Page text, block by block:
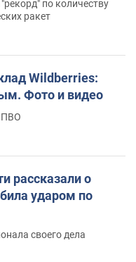
по количеству
ракет
Wildberries:
Фото и видео
ПВО
рассказали о
ударом по
своего дела